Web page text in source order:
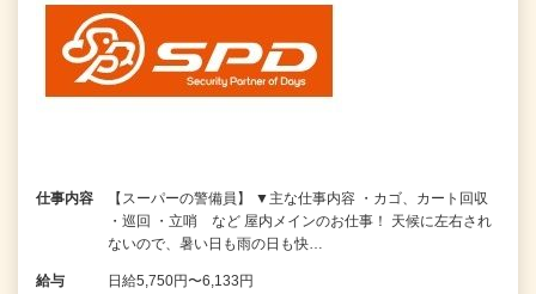
仕事内容
【スーパーの警備員】 ▼主な仕事内容 ・カゴ、カート回収
・巡回 ・立哨 など 屋内メインのお仕事！ 天候に左右され
ないので、暑い日も雨の日も快…
給与 日給5,750円〜6,133円